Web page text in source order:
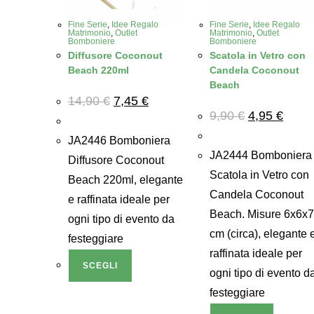
Fine Serie, Idee Regalo
Matrimonio, Outlet
Bomboniere
Diffusore Coconout
Beach 220ml
14,90€ Il
prezzo
14,90 €.
7,45 €Il
prezzo
7,45 €.
JA2446 Bomboniera
Diffusore Coconout
Beach 220ml, elegante
e raffinata ideale per
ogni tipo di evento da
festeggiare
SCEGLI
Fine Serie, Idee Regalo
Matrimonio,Outlet
Bomboniere
Scatola in Vetro con
Candela Coconout
Beach
9,90€ Il
prezzo
9,90 €.
4,95€Il
prezzo
4,95 €.
JA2444 Bomboniera
Scatola in Vetro con
Candela Coconout
Beach. Misure 6x6x7
cm (circa), elegante
raffinata ideale per
ogni tipo di evento
festeggiare